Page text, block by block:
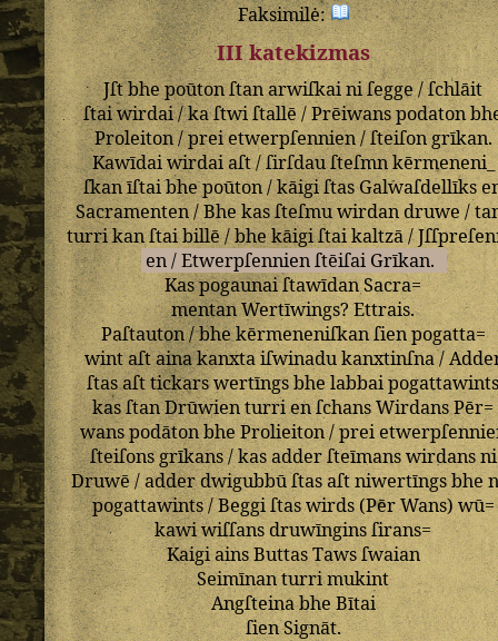
Faksimilė:
III katekizmas
Jſtbhe poūtonſtan arwiſkai niſegge/ſchlāit
ſtaiwirdai/kaſtwiſtallē/Prēiwans podaton
Proleiton/preietwerpſennien/ſteiſongrīkan.
Kawīdaiwirdaiaſt/ſirſdauſteſmnkērmeneni_
ſkanīſtaibhepoūton/kāigiſtasGalwaſdellīks
Sacramenten/Bhekasſteſmu wirdan druwe/
turrikanſtaibillē/bhekāigiſtaikaltzā/
en/Etwerpſennien ſtēiſai Grīkan.
KaspogaunaiſtawīdanSacra=
mentanWertīwings?Ettrais.
Paſtauton/bhekērmeneniſkanſienpogatta=
wintaſtainakanxtaiſwinadukanxtinſna/
ſtasaſttickarswertīngsbhelabbai
kasſtanDrūwien turrien ſchans Wirdans Pēr=
wanspodātonbheProlieiton/prei
ſteiſonsgrīkans/kasadderſteīmanswirdansni
Druwē/adderdwigubbū ſtasaſtniwertīngsbhe
pogattawints/Beggiſtaswirds(PērWans)wū=
kawiwiſſans druwīngins ſirans=
KaigiainsButtasTawsſwaian
Seimīnanturrimukint
AngſteinabheBītai
ſienSignāt.